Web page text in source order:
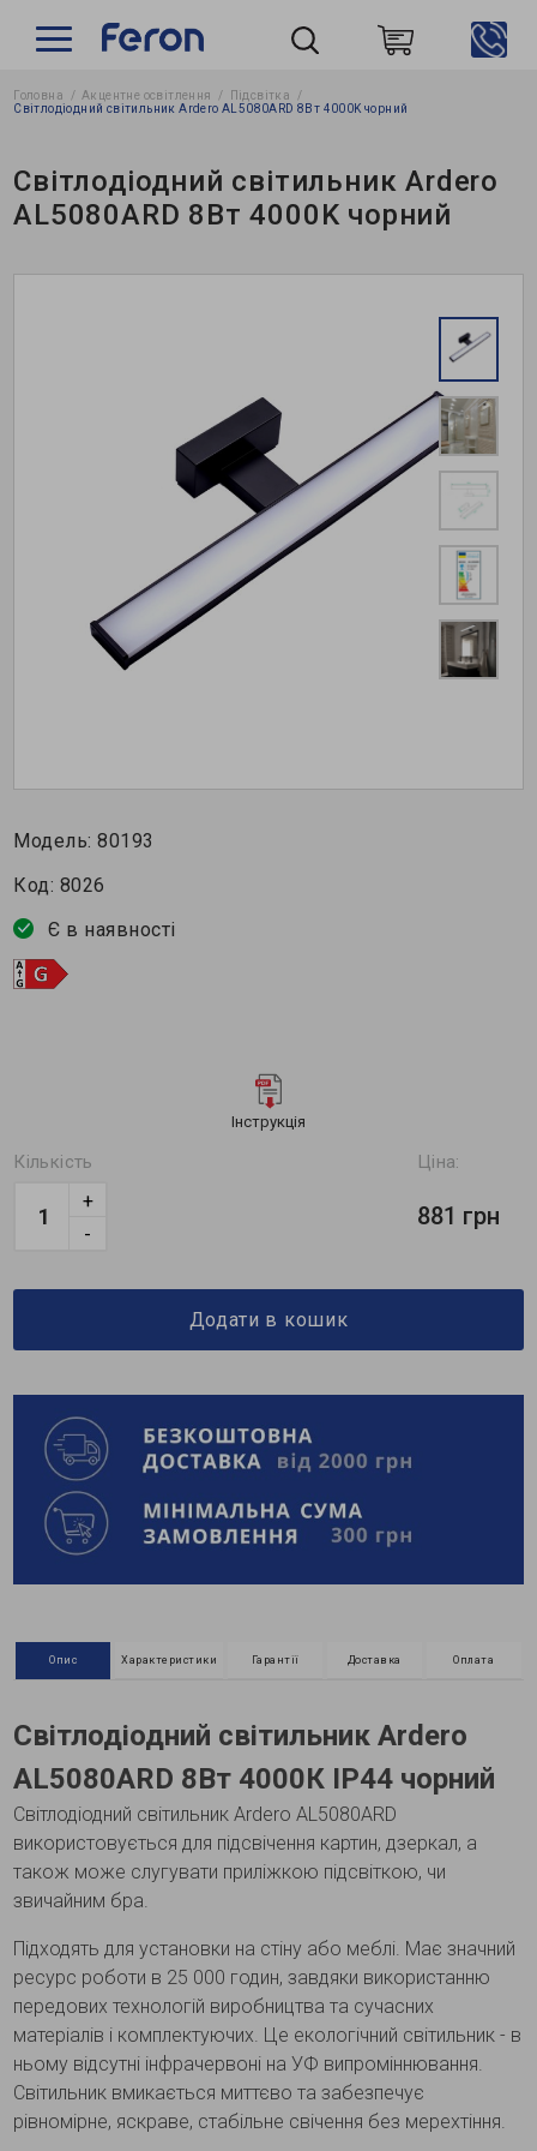
Головна Акцентне освітлення
Підсвітка
Світлодіодний світильник Ardero AL5080ARD 8Вт 4000K чорний
Світлодіодний світильник Ardero
AL5080ARD 8Вт 4000K чорний
Модель:80193
Код: 8026
Є в наявності
Інструкція
Кількість
-
+
Ціна:
881 грн
Додати в кошик
Опис Характеристики Гарантії Доставка Оплата
Світлодіодний світильник Ardero
AL5080ARD 8Вт 4000К IP44 чорний
Світлодіодний світильник Ardero AL5080ARD
використовується для підсвічення картин, дзеркал, а
також може слугувати приліжкою підсвіткою, чи
звичайним бра.
Підходять для установки на стіну або меблі. Має значний
ресурс роботи в 25 000 годин, завдяки використанню
передових технологій виробництва та сучасних
матеріалів і комплектуючих. Це екологічний світильник - в
ньому відсутні інфрачервоні на УФ випроміннювання.
Світильник вмикається миттєво та забезпечує
рівномірне, яскраве, стабільне свічення без мерехтіння.